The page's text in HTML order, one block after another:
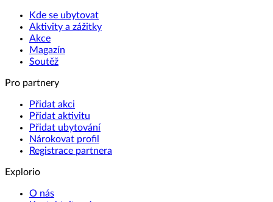
Kde se ubytovat
Aktivity a zážitky
Akce
Magazín
Soutěž
Pro partnery
Přidat akci
Přidat aktivitu
Přidat ubytování
Nárokovat profil
Registrace partnera
Explorio
O nás